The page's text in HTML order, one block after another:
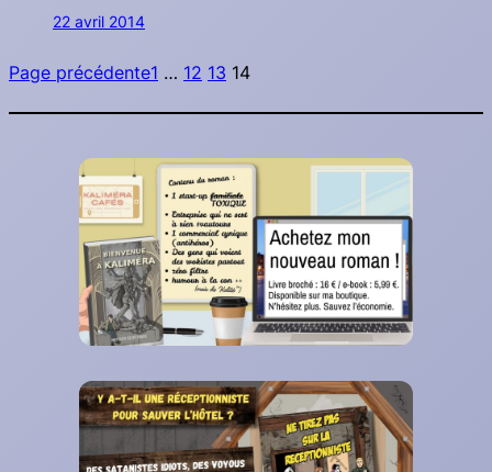
22 avril 2014
Page précédente1 … 12 13 14